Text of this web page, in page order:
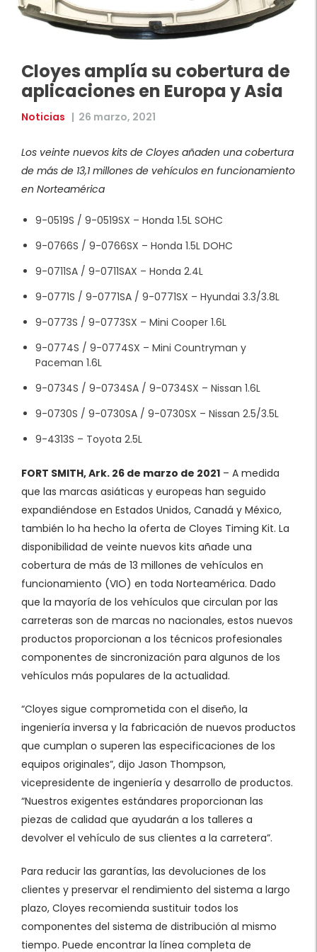
Cloyes amplía su cobertura de
aplicaciones en Europa y Asia
Noticias | 26 marzo, 2021
Los veinte nuevos kits de Cloyes añaden una cobertura
de más de 13,1 millones de vehículos en funcionamiento
en Norteamérica
9-0519S / 9-0519SX – Honda 1.5L SOHC
9-0766S / 9-0766SX – Honda 1.5L DOHC
9-0711SA / 9-0711SAX – Honda 2.4L
9-0771S / 9-0771SA / 9-0771SX – Hyundai 3.3/3.8L
9-0773S / 9-0773SX – Mini Cooper 1.6L
9-0774S / 9-0774SX – Mini Countryman y
Paceman 1.6L
9-0734S / 9-0734SA / 9-0734SX – Nissan 1.6L
9-0730S / 9-0730SA / 9-0730SX – Nissan 2.5/3.5L
9-4313S – Toyota 2.5L
FORT SMITH, Ark. 26 de marzo de 2021 – A medida
que las marcas asiáticas y europeas han seguido
expandiéndose en Estados Unidos, Canadá y México,
también lo ha hecho la oferta de Cloyes Timing Kit. La
disponibilidad de veinte nuevos kits añade una
cobertura de más de 13 millones de vehículos en
funcionamiento (VIO) en toda Norteamérica. Dado
que la mayoría de los vehículos que circulan por las
carreteras son de marcas no nacionales, estos nuevos
productos proporcionan a los técnicos profesionales
componentes de sincronización para algunos de los
vehículos más populares de la actualidad.
“Cloyes sigue comprometida con el diseño, la
ingeniería inversa y la fabricación de nuevos productos
que cumplan o superen las especificaciones de los
equipos originales”, dijo Jason Thompson,
vicepresidente de ingeniería y desarrollo de productos.
“Nuestros exigentes estándares proporcionan las
piezas de calidad que ayudarán a los talleres a
devolver el vehículo de sus clientes a la carretera”.
Para reducir las garantías, las devoluciones de los
clientes y preservar el rendimiento del sistema a largo
plazo, Cloyes recomienda sustituir todos los
componentes del sistema de distribución al mismo
tiempo. Puede encontrar la línea completa de